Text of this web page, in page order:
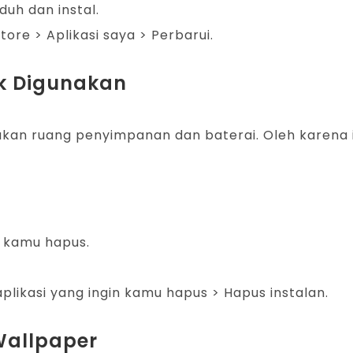
dan instal.
> Aplikasi saya > Perbarui.
Digunakan
ruang penyimpanan dan baterai. Oleh
hapus.
yang ingin kamu hapus > Hapus instalan.